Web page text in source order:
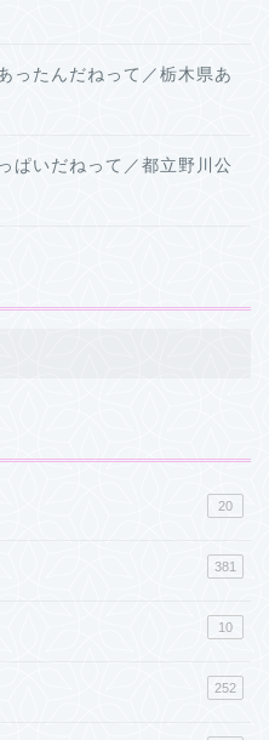
ったんだねって／栃木県あ
ぱいだねって／都立野川公
20
381
10
252